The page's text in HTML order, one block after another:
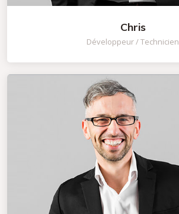
Chris
Développeur / Technicien